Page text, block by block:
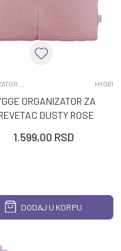
HY081
ORGANIZATOR ZA
DUSTY ROSE
1.599,00 RSD
DODAJ U KORPU